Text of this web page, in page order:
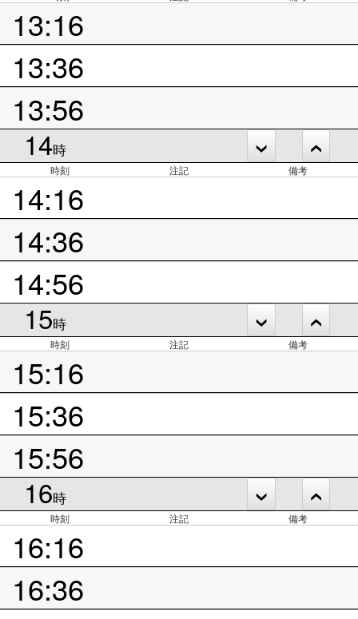
13:16
13:36
13:56
14時
時刻 注記 備考
14:16
14:36
14:56
15時
時刻 注記 備考
15:16
15:36
15:56
16時
時刻 注記 備考
16:16
16:36